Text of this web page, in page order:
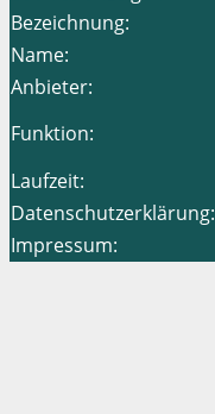
Bezeichnung:
Name:
Anbieter:
Funktion:
Laufzeit:
Datenschutzerklärung:
Impressum: